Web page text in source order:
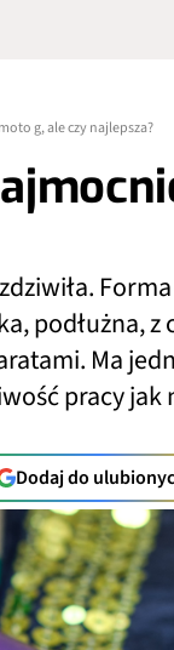
g, ale czy najlepsza?
podłużna,
Ma
pracy jak
Dodaj do